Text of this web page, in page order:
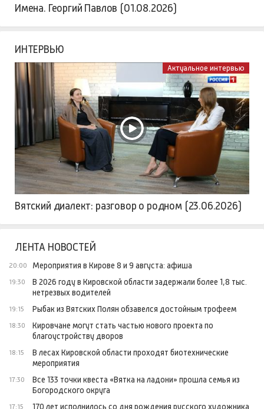
Имена. Георгий Павлов (01.08.2026)
ИНТЕРВЬЮ
Актуальное интервью
Вятский диалект: разговор о родном (23.06.2026)
ЛЕНТА НОВОСТЕЙ
20:00 Мероприятия в Кирове 8 и 9 августа: афиша
19:30
В 2026 году в Кировской области задержали более 1,8 тыс.
нетрезвых водителей
19:15 Рыбак из Вятских Полян обзавелся достойным трофеем
18:30
Кировчане могут стать частью нового проекта по
благоустройству дворов
18:15
В лесах Кировской области проходят биотехнические
мероприятия
17:30
Все 133 точки квеста «Вятка на ладони» прошла семья из
Богородского округа
17:15
170 лет исполнилось со дня рождения русского художника